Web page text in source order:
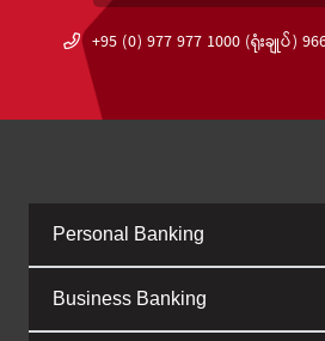
+95 (0) 977 977 1000 (ရုံးချုပ်)
Personal Banking
Business Banking